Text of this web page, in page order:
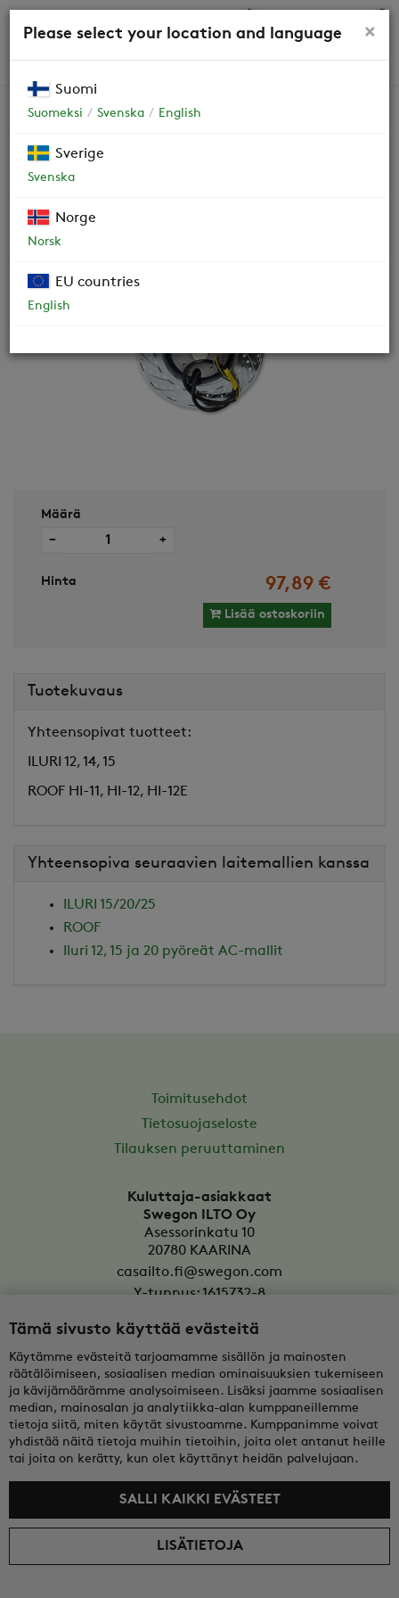
Puhallin 75 W, Ø 190 mm
(ILURI 15)
Määrä
− +
Hinta 97,89 €
Lisää ostoskoriin
Tuotekuvaus
Yhteensopivat tuotteet:
ILURI 12, 14, 15
ROOF HI-11, HI-12, HI-12E
Yhteensopiva seuraavien laitemallien kanssa
ILURI 15/20/25
ROOF
Iluri 12, 15 ja 20 pyöreät AC-mallit
Toimitusehdot
Tietosuojaseloste
Tilauksen peruuttaminen
Kuluttaja-asiakkaat
Swegon ILTO Oy
Asessorinkatu 10
20780 KAARINA
casailto.fi@swegon.com
Y-tunnus: 1615732-8
Yritysasiakkaat
Oy Swegon Ab
Bertel Jungin aukio 7
FI-02600 ESPOO
tekninentuki@swegon.fi
Y-tunnus: 0108352-2
© 2026 Swegon ILTO Oy
Hinnat sisältävät arvonlisäveron. Kuluttajat
Tämä sivusto käyttää evästeitä
Käytämme evästeitä tarjoamamme sisällön ja mainosten
räätälöimiseen, sosiaalisen median ominaisuuksien tukemiseen
ja kävijämäärämme analysoimiseen. Lisäksi jaamme sosiaalisen
median, mainosalan ja analytiikka-alan kumppaneillemme
tietoja siitä, miten käytät sivustoamme. Kumppanimme voivat
yhdistää näitä tietoja muihin tietoihin, joita olet antanut heille
tai joita on kerätty, kun olet käyttänyt heidän palvelujaan.
SALLI KAIKKI EVÄSTEET
LISÄTIETOJA
×
Please select your location and language
Suomi
Suomeksi Svenska English
Sverige
Svenska
Norge
Norsk
EU countries
English